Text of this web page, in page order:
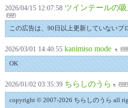
2026/04/15 12:07:58 ツインテールの
この広告は、90日以上更新していないブ
2026/03/01 14:40:55 kanimiso mode
OK
2026/01/02 03:35:39 ちらしのうら
copyright © 2007-2026 ちらしのうら all